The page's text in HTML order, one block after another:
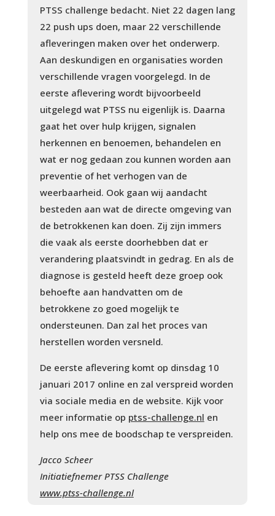
PTSS challenge bedacht. Niet 22 dagen lang
22 push ups doen, maar 22 verschillende
afleveringen maken over het onderwerp.
Aan deskundigen en organisaties worden
verschillende vragen voorgelegd. In de
eerste aflevering wordt bijvoorbeeld
uitgelegd wat PTSS nu eigenlijk is. Daarna
gaat het over hulp krijgen, signalen
herkennen en benoemen, behandelen en
wat er nog gedaan zou kunnen worden aan
preventie of het verhogen van de
weerbaarheid. Ook gaan wij aandacht
besteden aan wat de directe omgeving van
de betrokkenen kan doen. Zij zijn immers
die vaak als eerste doorhebben dat er
verandering plaatsvindt in gedrag. En als de
diagnose is gesteld heeft deze groep ook
behoefte aan handvatten om de
betrokkene zo goed mogelijk te
ondersteunen. Dan zal het proces van
herstellen worden versneld.
De eerste aflevering komt op dinsdag 10
januari 2017 online en zal verspreid worden
via sociale media en de website. Kijk voor
meer informatie op ptss-challenge.nl en
help ons mee de boodschap te verspreiden.
Jacco Scheer
Initiatiefnemer PTSS Challenge
www.ptss-challenge.nl